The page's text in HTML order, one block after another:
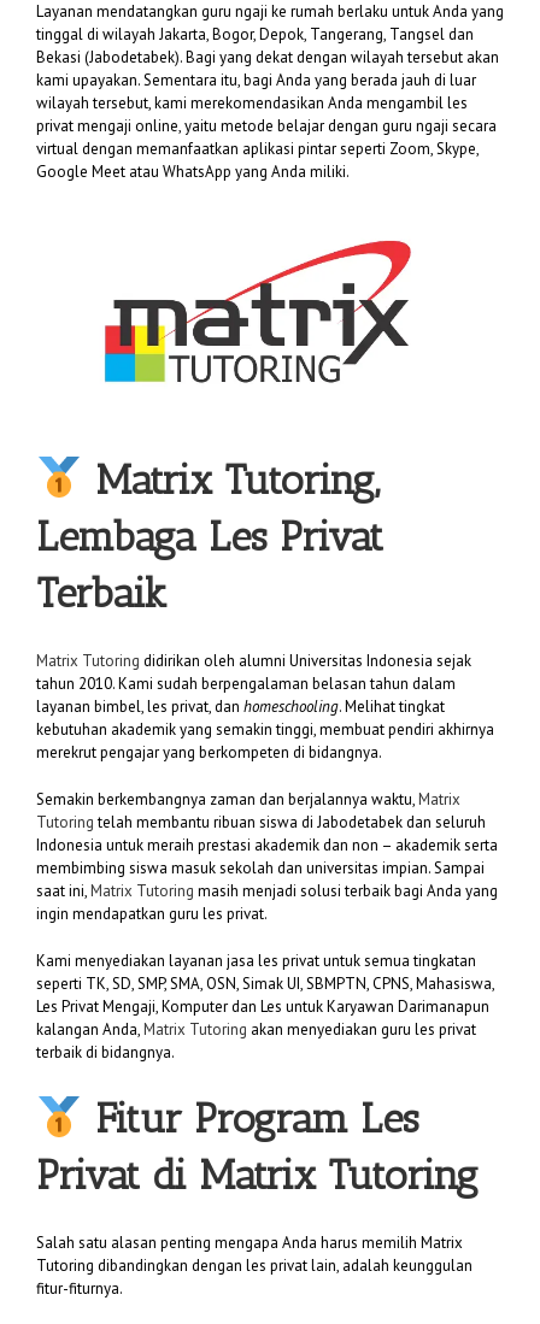
Layanan mendatangkan guru ngaji ke rumah berlaku untuk Anda yang
tinggal di wilayah Jakarta, Bogor, Depok, Tangerang, Tangsel dan
Bekasi (Jabodetabek). Bagi yang dekat dengan wilayah tersebut akan
kami upayakan. Sementara itu, bagi Anda yang berada jauh di luar
wilayah tersebut, kami merekomendasikan Anda mengambil les
privat mengaji online, yaitu metode belajar dengan guru ngaji secara
virtual dengan memanfaatkan aplikasi pintar seperti Zoom, Skype,
Google Meet atau WhatsApp yang Anda miliki.
Matrix Tutoring,
Lembaga Les Privat
Terbaik
Matrix Tutoring didirikan oleh alumni Universitas Indonesia sejak
tahun 2010. Kami sudah berpengalaman belasan tahun dalam
layanan bimbel, les privat, dan homeschooling. Melihat tingkat
kebutuhan akademik yang semakin tinggi, membuat pendiri akhirnya
merekrut pengajar yang berkompeten di bidangnya.
Semakin berkembangnya zaman dan berjalannya waktu,Matrix
Tutoringtelah membantu ribuan siswa di Jabodetabek dan seluruh
Indonesia untuk meraih prestasi akademik dan non – akademik serta
membimbing siswa masuk sekolah dan universitas impian. Sampai
saat ini,Matrix Tutoring masih menjadi solusi terbaik bagi Anda yang
ingin mendapatkan guru les privat.
Kami menyediakan layanan jasa les privat untuk semua tingkatan
seperti TK, SD, SMP, SMA, OSN, Simak UI, SBMPTN, CPNS, Mahasiswa,
Les Privat Mengaji, Komputer dan Les untuk Karyawan Darimanapun
kalangan Anda,Matrix Tutoring akan menyediakan guru les privat
terbaik di bidangnya.
Fitur Program Les
Privat di Matrix Tutoring
Salah satu alasan penting mengapa Anda harus memilih Matrix
Tutoring dibandingkan dengan les privat lain, adalah keunggulan
fitur-fiturnya.